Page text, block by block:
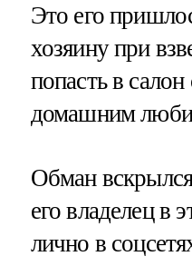
Это его
хозяину при
попасть в салон
домашним
Обман
его владелец в
лично в